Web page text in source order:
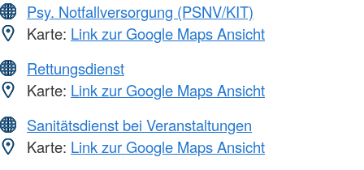
Psy. Notfallversorgung (PSNV/KIT)
Karte: Link zur Google Maps Ansicht
Rettungsdienst
Karte: Link zur Google Maps Ansicht
Sanitätsdienst bei Veranstaltungen
Karte: Link zur Google Maps Ansicht